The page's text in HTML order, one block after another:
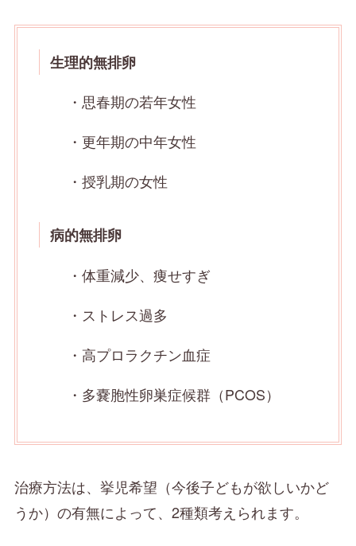
生理的無排卵
・思春期の若年女性
・更年期の中年女性
・授乳期の女性
病的無排卵
・体重減少、痩せすぎ
・ストレス過多
・高プロラクチン血症
・多嚢胞性卵巣症候群（PCOS）
治療方法は、挙児希望（今後子どもが欲しいかど
うか）の有無によって、2種類考えられます。